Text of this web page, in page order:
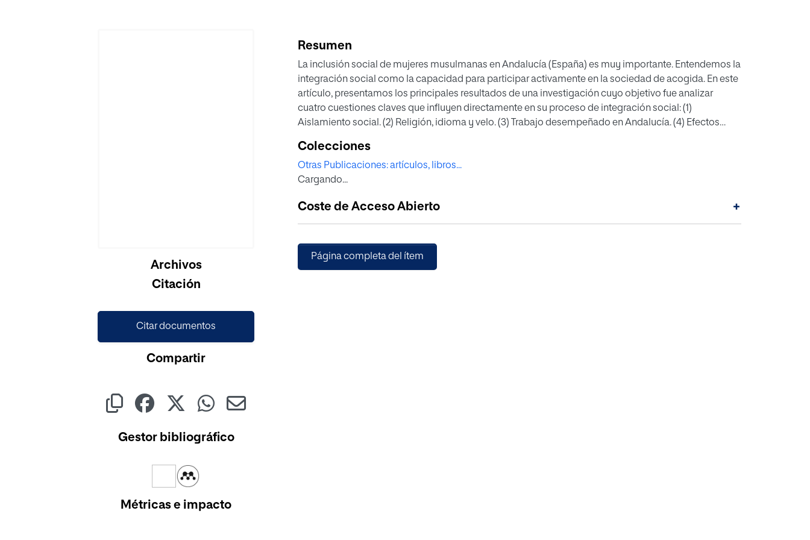
Archivos
Citación
Citar documentos
Compartir
Gestor bibliográfico
Métricas e impacto
Resumen
La inclusión social de mujeres musulmanas en Andalucía (España) es muy importante. Entendemos la
integración social como la capacidad para participar activamente en la sociedad de acogida. En este
artículo, presentamos los principales resultados de una investigación cuyo objetivo fue analizar
cuatro cuestiones claves que influyen directamente en su proceso de integración social: (1)
Aislamiento social. (2) Religión, idioma y velo. (3) Trabajo desempeñado en Andalucía. (4) Efectos
entrevista en profundidad hemos dado voz a las reflexiones de nuestras informantes claves. Los
resultados muestran la necesidad de poner en marcha actuaciones eficaces que favorezcan la
integración y participación sociolaboral de mujeres marroquíes en Andalucía, donde queden
para visibilizarlas, avanzar en materia de derechos humanos y conseguir su empoderamiento en la
sociedad de acogida.
Colecciones
Otras Publicaciones: artículos, libros...
Cargando...
Coste de Acceso Abierto +
Página completa del ítem